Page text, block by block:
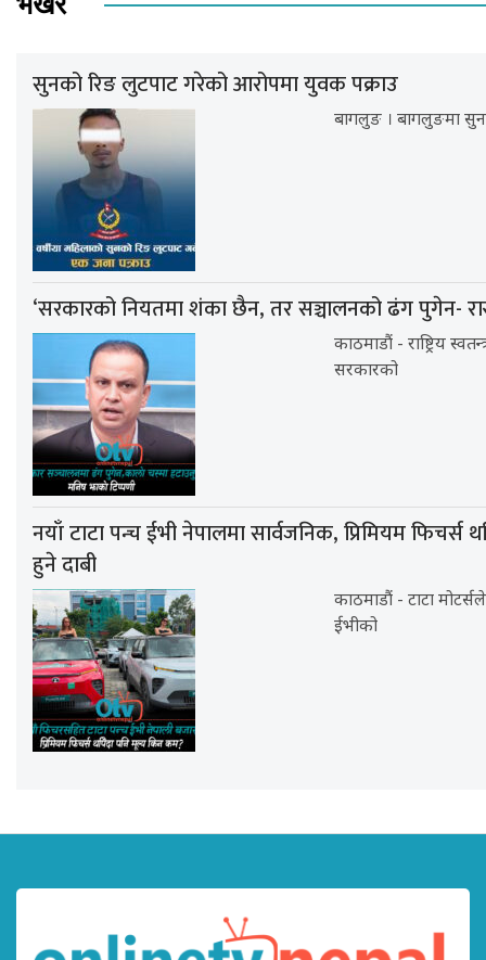
सुनको रिङ लुटपाट गरेको आरोपमा युवक पक्राउ
बागलुङ । बागलुङमा
‘सरकारको नियतमा शंका छैन, तर सञ्चालनको ढंग पुगेन-
काठमाडौं - राष्ट्रिय
सरकारको
नयाँ टाटा पन्च ईभी नेपालमा सार्वजनिक, प्रिमियम
हुने दाबी
काठमाडौं - टाटा
ईभीको